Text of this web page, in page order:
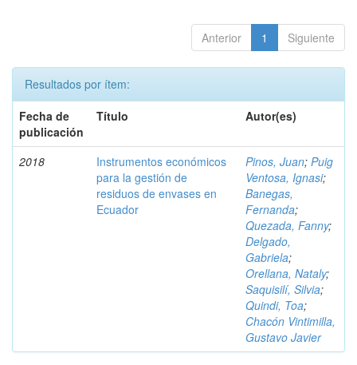
Anterior 1 Siguiente
Resultados por ítem:
Fecha de
publicación
Título Autor(es)
2018
Instrumentos económicos
para la gestión de
residuos de envases en
Ecuador
Pinos, Juan; Puig
Ventosa, Ignasi;
Banegas,
Fernanda;
Quezada, Fanny;
Delgado,
Gabriela;
Orellana, Nataly;
Saquisilí, Silvia;
Quindi, Toa;
Chacón Vintimilla,
Gustavo Javier